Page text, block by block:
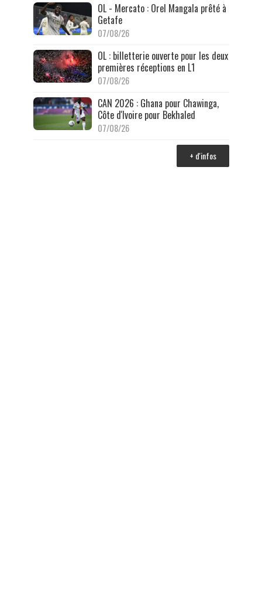
OL - Mercato : Orel Mangala prêté à
Getafe
07/08/26
OL : billetterie ouverte pour les deux
premières réceptions en L1
07/08/26
CAN 2026 : Ghana pour Chawinga,
Côte d'Ivoire pour Bekhaled
07/08/26
+ d'infos